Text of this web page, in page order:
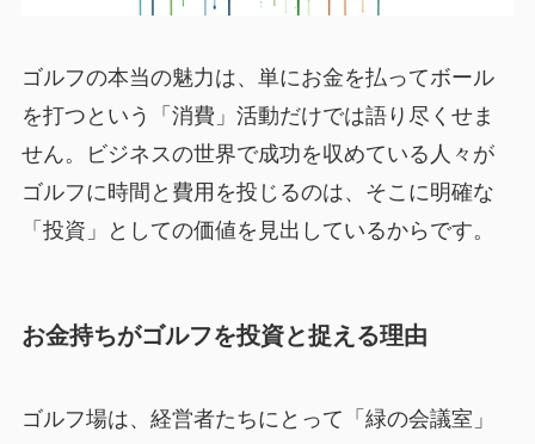
ゴルフの本当の魅力は、単にお金を払ってボール
を打つという「消費」活動だけでは語り尽くせま
せん。ビジネスの世界で成功を収めている人々が
ゴルフに時間と費用を投じるのは、そこに明確な
「投資」としての価値を見出しているからです。
お金持ちがゴルフを投資と捉える理由
ゴルフ場は、経営者たちにとって「緑の会議室」